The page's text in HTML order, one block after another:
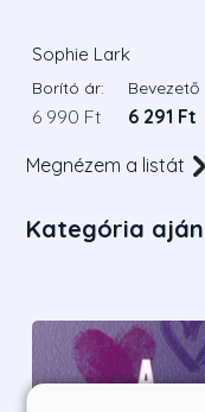
Sophie Lark
Borító ár:
6 990 Ft
Bevezető
6 291 Ft
Megnézem a listát
Kategória